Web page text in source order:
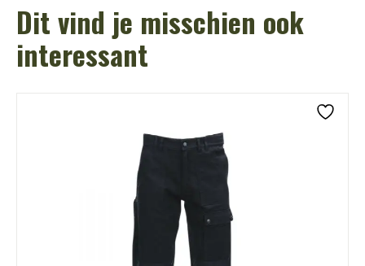
Dit vind je misschien ook
interessant